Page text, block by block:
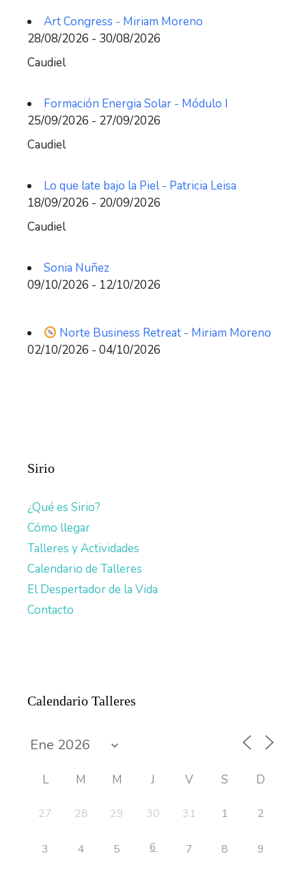
Art Congress - Miriam Moreno
28/08/2026 - 30/08/2026
Caudiel
Formación Energia Solar - Módulo I
25/09/2026 - 27/09/2026
Caudiel
Lo que late bajo la Piel - Patricia Leisa
18/09/2026 - 20/09/2026
Caudiel
Sonia Nuñez
09/10/2026 - 12/10/2026
Norte Business Retreat - Miriam Moreno
02/10/2026 - 04/10/2026
Sirio
¿Qué es Sirio?
Cómo llegar
Talleres y Actividades
Calendario de Talleres
El Despertador de la Vida
Contacto
Calendario Talleres
L M M J V S D
27 28 29 30 31 1 2
3 4 5 6 7 8 9